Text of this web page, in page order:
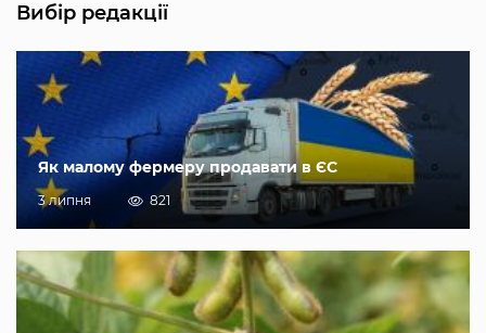
Вибір редакції
Як малому фермеру продавати в ЄС
3 липня 821